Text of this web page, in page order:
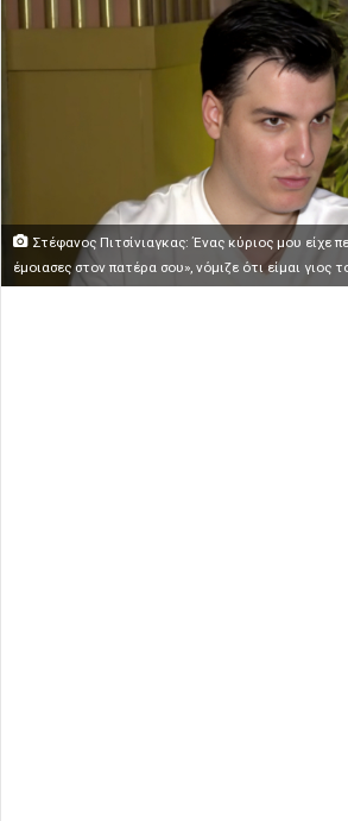
Στέφανος Πιτσίνιαγκας: Ένας κύριος μου είχε
έμοιασες στον πατέρα σου», νόμιζε ότι είμαι γιος